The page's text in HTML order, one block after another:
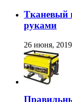
Тканевый
руками
26 июня, 2019